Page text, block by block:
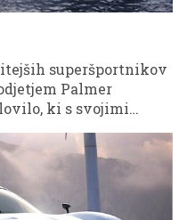
superšportnikov
Palmer
ki s svojimi